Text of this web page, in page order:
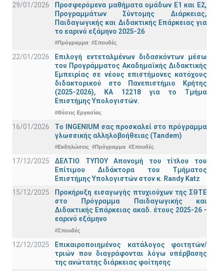
29/01/2026
Προσφερόμενα μαθήματα ομάδων Ε1 και Ε2,
Προγραμμάτων Σύντομης Διάρκειας,
Παιδαγωγικής και Διδακτικής Επάρκειας για
το εαρινό εξάμηνο 2025-26
#Πρόγραμμα #Σπουδές
22/01/2026
Επιλογή εντεταλμένων διδασκόντων μέσω
του Προγράμματος Ακαδημαϊκής Διδακτικής
Εμπειρίας σε νέους επιστήμονες κατόχους
διδακτορικού στο Πανεπιστήμιο Κρήτης
(2025-2026), ΚΑ 12218 για το Τμήμα
Επιστήμης Υπολογιστών.
#Θέσεις Εργασίας
16/01/2026
Το INGENIUM σας προσκαλεί στο πρόγραμμα
γλωσσικής αλληλοβοήθειας (Tandem)
#Εκδηλώσεις #Πρόγραμμα #Σπουδές
17/12/2025
ΔΕΛΤΙΟ ΤΥΠΟΥ Απονομή του τίτλου του
Επίτιμου Διδάκτορα του Τμήματος
Επιστήμης Υπολογιστών στον κ. Randy Katz
15/12/2025
Προκήρυξη εισαγωγής πτυχιούχων της ΣΘΤΕ
στο Πρόγραμμα Παιδαγωγικής και
Διδακτικής Επάρκειας ακαδ. έτους 2025-26 -
εαρινό εξάμηνο
#Σπουδές
12/12/2025
Επικαιροποιημένος κατάλογος φοιτητών/
τριών που διαγράφονται λόγω υπέρβασης
της ανώτατης διάρκειας φοίτησης